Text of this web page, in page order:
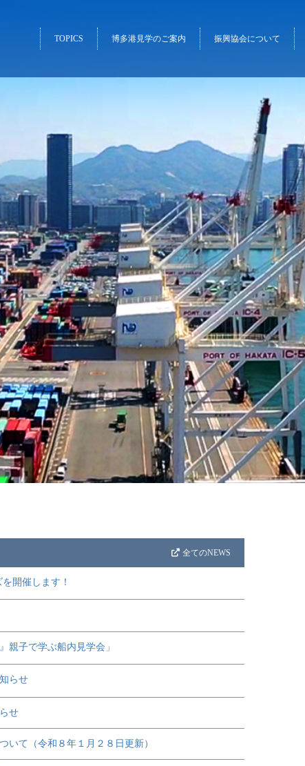
TOPICS 博多港見学のご案内 振興協会について
全てのNEWS
開催します！
親子で学ぶ船内見学会」
らせ
せ
いて（令和８年１月２８日更新）